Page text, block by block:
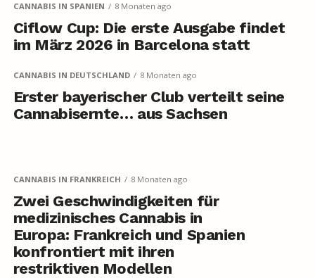
CANNABIS IN SPANIEN 8 Monaten ago
Ciflow Cup: Die erste Ausgabe findet
im März 2026 in Barcelona statt
CANNABIS IN DEUTSCHLAND 8 Monaten ago
Erster bayerischer Club verteilt seine
Cannabisernte… aus Sachsen
CANNABIS IN FRANKREICH 8 Monaten ago
Zwei Geschwindigkeiten für
medizinisches Cannabis in
Europa: Frankreich und Spanien
konfrontiert mit ihren
restriktiven Modellen